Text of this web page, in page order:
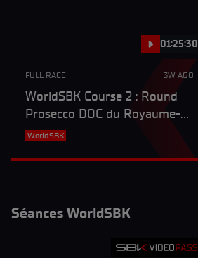
01:25:30
FULL RACE 3W AGO
WorldSBK Course 2 : Round
Prosecco DOC du Royaume-
Uni
WorldSBK
Séances WorldSBK